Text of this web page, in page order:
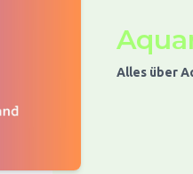
Alles über